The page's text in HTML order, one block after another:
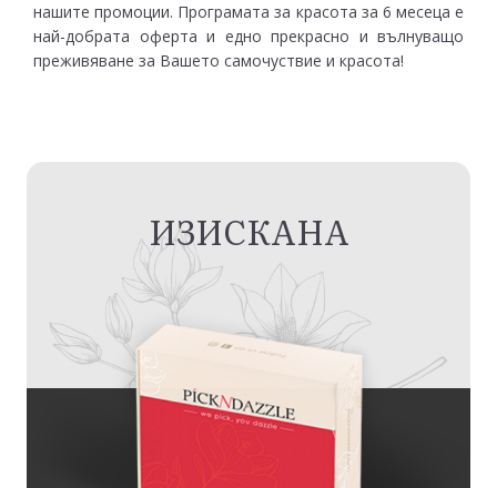
ИЗИСКАНА
нашите промоции. Програмата за красота за 6 месеца е
най-добрата оферта и едно прекрасно и вълнуващо
преживяване за Вашето самочуствие и красота!